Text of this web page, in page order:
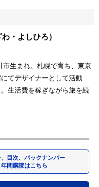
・よしひろ）
市生まれ。札幌で育ち、東京
てデザイナーとして活動
生活費を稼ぎながら旅を続
目次、バックナンバー
年間購読はこちら